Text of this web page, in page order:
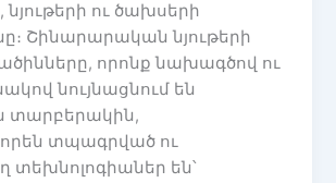
ու ծախսերի
Շինարարական նյութերի
որոնք նախագծով ու
նույնացնում են
տարբերակին,
տպագրված ու
տեխնոլոգիաներ են՝